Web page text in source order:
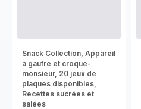
Snack Collection, Appareil
à gaufre et croque-
monsieur, 20 jeux de
plaques disponibles,
Recettes sucrées et
salées